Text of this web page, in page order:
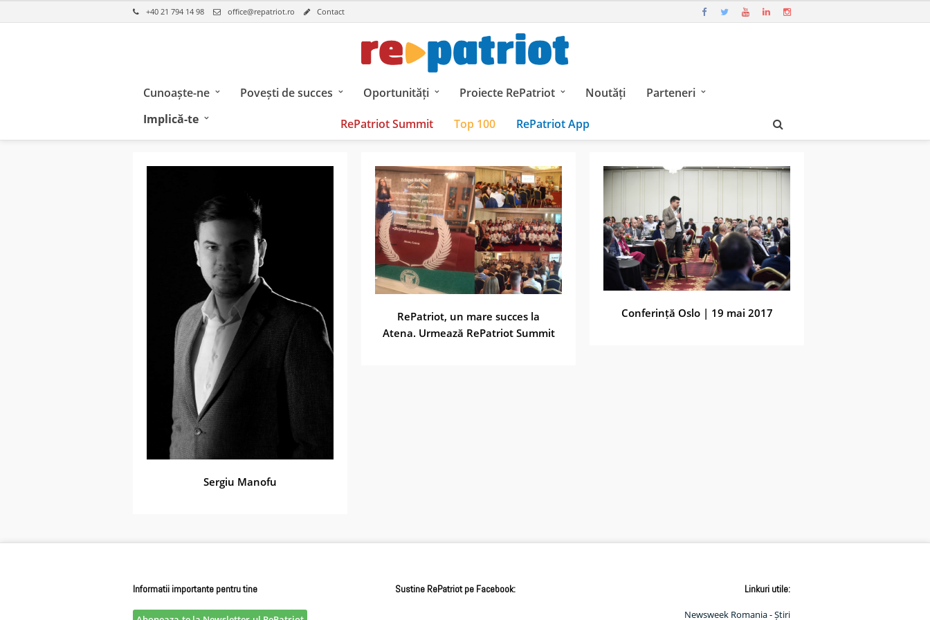
+40 21 794 14 98 office@repatriot.ro Contact
Cunoaște-ne Povești de succes Oportunități Proiecte RePatriot Noutăți
Parteneri
Implică-te
RePatriot Summit Top 100 RePatriot App
Sergiu Manofu
RePatriot, un mare succes la
Atena. Urmează RePatriot Summit
Conferință Oslo | 19 mai 2017
Informatii importante pentru tine Sustine RePatriot pe Facebook: Linkuri utile:
Newsweek Romania - Știri